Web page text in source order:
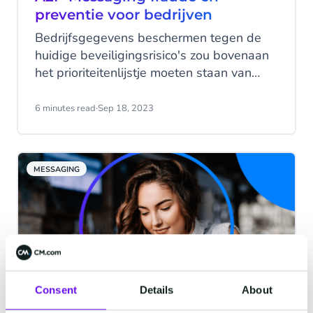
Consent Details About
kunt nemen.
preventie voor bedrijven
Bedrijfsgegevens beschermen tegen de
huidige beveiligingsrisico's zou bovenaan
het prioriteitenlijstje moeten staan van
fraude (application-to-person messaging)
kunt nemen om te voorkomen dat je het
volgende slachtoffer wordt.
6 minutes read·Sep 18, 2023
MESSAGING